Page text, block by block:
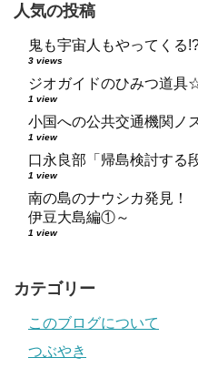
人気の投稿
鬼も宇宙人もやってくる
3 views
ジオガイドのひみつ道
1 view
小国への公共交通機関ノ
1 view
口永良部「帰島検討する
1 view
南の島のナウシカ発見！
伊豆大島編①～
1 view
カテゴリー
このブログについて
つぶやき